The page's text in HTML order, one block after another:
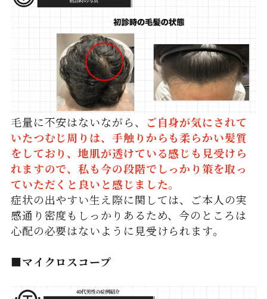
毛量に不安はないながら、
ご自身が気にされて
いたつむじ周りは、手触りからも柔らかい髪質
をしており、地肌が透けている感じも見受けら
れますので、私も今の段階でしっかり策を取っ
ていただくと良いと感じました。
症状の出やすい生え際に関しては、ご本人の実
感通り密度もしっかりあるため、今のところは
心配の必要はないように見受けられます。
■マイクロスコープ